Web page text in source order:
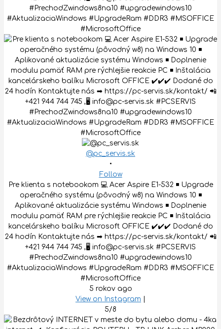
@pc_servis.sk
•
Follow
Pre klienta s notebookom 💻 Acer Aspire E1-532 ◾️ Upgrade
operačného systému (pôvodný w8) na Windows 10 ◾️
Aplikované aktualizácie systému Windows ◾️ Doplnenie
modulu pamäť RAM pre rýchlejšie reakcie PC ◾️ Inštalácia
kancelárskeho balíku Microsoft OFFICE ✔️✔️✔️ Dodané do
24 hodín Kontaktujte nás ➡ https://pc-servis.sk/kontakt/ 📲
+421 944 744 745 ,🖥 info@pc-servis.sk #PCSERVIS
#PrechodZwindows8na10 #upgradewindows10
#AktualizaciaWindows #UpgradeRam #DDR3 #MSOFFICE
#MicrosoftOffice
5 rokov ago
View on Instagram |
5/8